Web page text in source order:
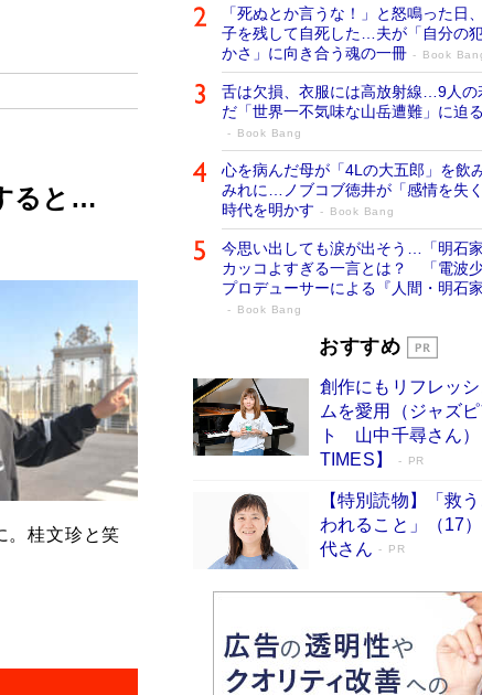
ると…
。桂文珍と笑
「死ぬとか言うな！」と怒鳴った日
子を残して自死した…夫が「自分の
かさ」に向き合う魂の一冊
Book
舌は欠損、衣服には高放射線…9人の
だ「世界一不気味な山岳遭難」に迫る
Book Bang
心を病んだ母が「4Lの大五郎」を飲
みれに…ノブコブ徳井が「感情を失
時代を明かす
Book Bang
今思い出しても涙が出そう…「明石
カッコよすぎる一言とは？ 「電波
プロデューサーによる『人間・明石
Book Bang
「『火垂るの墓』は、大嘘であ
は描きたくない」監督が徹底的
たこと（後編） #戦争の記憶
「叱って伸びるやつは、褒めたらもっ
俳優・高嶋政伸が家族に教わった“人
ツ”…芸への考え方を明かす
Book
美輪明宏 晩年の回答を集めた『ほほ
るための人生相談』がランクイン［
メントベストセラー］
「宇宙兄弟」最終46巻がベストセラ
開発への関心を押し上げた18年の物
版には「宇宙で描かれたマンガ」も
Book Bang
おすすめ
創作にもリフレッ
ムを愛用（ジャズ
ト 山中千尋さん
TIMES】
PR
【特別読物】「救
われること」（17
代さん
PR